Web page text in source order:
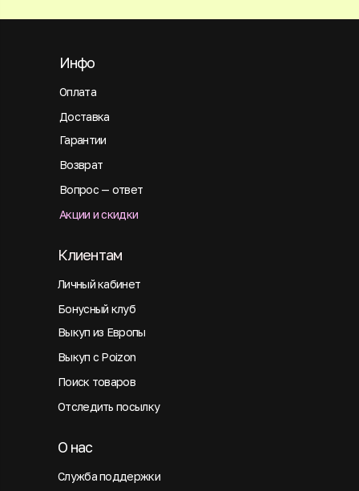
Оплата
Инфо
Доставка
Гарантии
Возврат
Вопрос — ответ
Акции и скидки
Личный кабинет
Клиентам
Бонусный клуб
Выкуп из Европы
Выкуп с Poizon
Поиск товаров
Отследить посылку
Служба поддержки
О нас